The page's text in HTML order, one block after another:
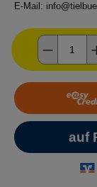
E-Mail:
Produkt